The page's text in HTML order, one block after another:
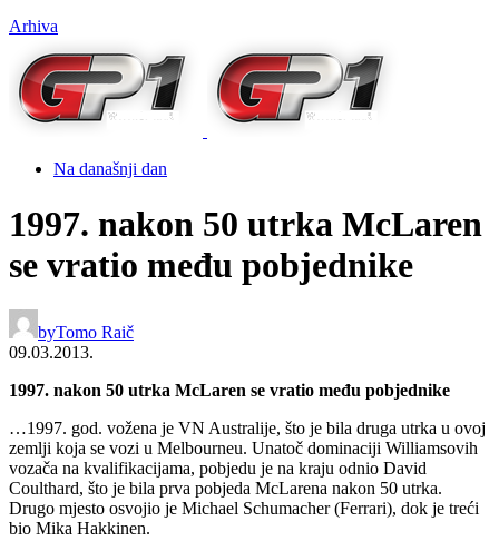
Arhiva
Na današnji dan
1997. nakon 50 utrka McLaren
se vratio među pobjednike
byTomo Raič
09.03.2013.
1997. nakon 50 utrka McLaren se vratio među pobjednike
…1997. god. vožena je VN Australije, što je bila druga utrka u ovoj
zemlji koja se vozi u Melbourneu. Unatoč dominaciji Williamsovih
vozača na kvalifikacijama, pobjedu je na kraju odnio David
Coulthard, što je bila prva pobjeda McLarena nakon 50 utrka.
Drugo mjesto osvojio je Michael Schumacher (Ferrari), dok je treći
bio Mika Hakkinen.